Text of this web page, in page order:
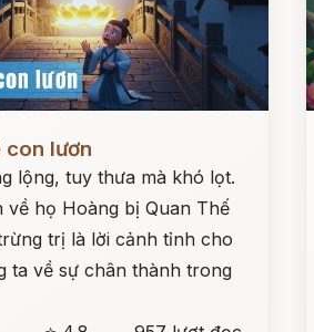
lươn
lộng, tuy thưa mà khó lọt.
về họ Hoàng bị Quan Thế
trị là lời cảnh tỉnh cho
ta về sự chân thành trong